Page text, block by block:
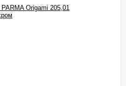
Origami 205,01